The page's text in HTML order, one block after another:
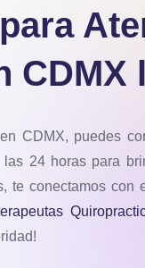
CDMX
CDMX, puedes
24 horas para
te conectamos con